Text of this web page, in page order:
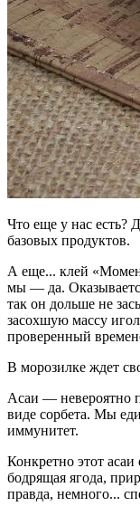
Что еще у нас есть?
базовых продуктов.
А еще... клей
мы — да.
так он дольше не
засохшую массу
проверенный
В морозилке ждет
Асаи — невероятно
виде сорбета. Мы
иммунитет.
Конкретно этот
бодрящая ягода,
правда, немного...